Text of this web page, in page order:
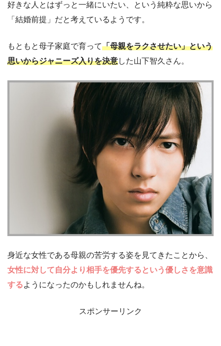
好きな人とはずっと一緒にいたい、という純粋な思いから
「結婚前提」だと考えているようです。
もともと母子家庭で育って「母親をラクさせたい」という
思いからジャニーズ入りを決意した山下智久さん。
身近な女性である母親の苦労する姿を見てきたことから、
女性に対して自分より相手を優先するという優しさを意識
するようになったのかもしれませんね。
スポンサーリンク